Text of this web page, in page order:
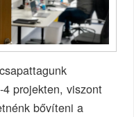
projekten, viszont
bővíteni a